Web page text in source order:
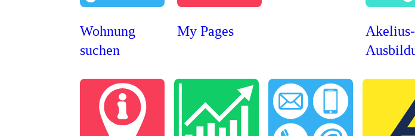
Wohnung
suchen
My Pages
Akelius-